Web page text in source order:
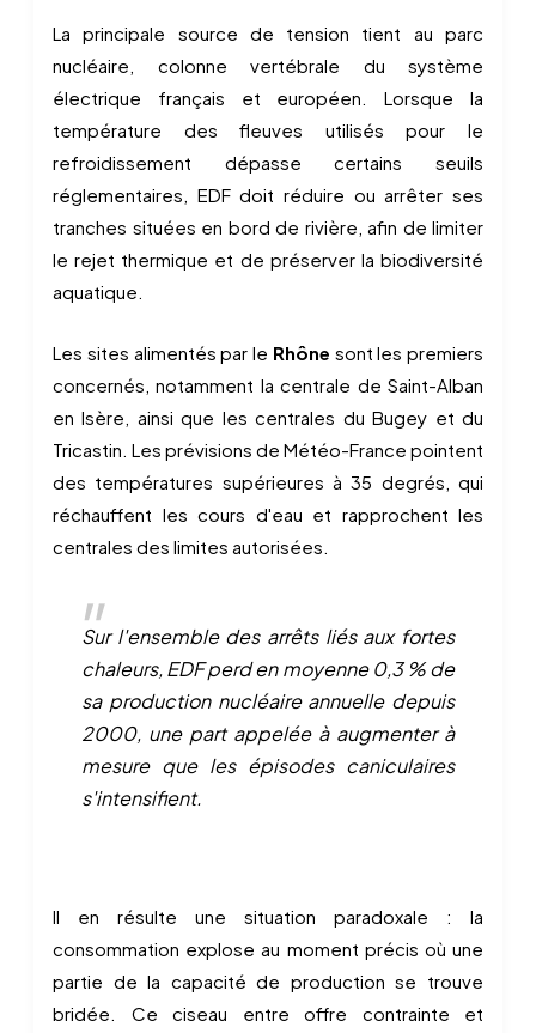
La principale source de tension tient au parc
nucléaire, colonne vertébrale du système
électrique français et européen. Lorsque la
température des fleuves utilisés pour le
refroidissement dépasse certains seuils
réglementaires, EDF doit réduire ou arrêter ses
tranches situées en bord de rivière, afin de limiter
le rejet thermique et de préserver la biodiversité
aquatique.
Les sites alimentés par le Rhône sont les premiers
concernés, notamment la centrale de Saint-Alban
en Isère, ainsi que les centrales du Bugey et du
Tricastin. Les prévisions de Météo-France pointent
des températures supérieures à 35 degrés, qui
réchauffent les cours d'eau et rapprochent les
centrales des limites autorisées.
Sur l'ensemble des arrêts liés aux fortes
chaleurs, EDF perd en moyenne 0,3 % de
sa production nucléaire annuelle depuis
2000, une part appelée à augmenter à
mesure que les épisodes caniculaires
s'intensifient.
Il en résulte une situation paradoxale : la
consommation explose au moment précis où une
partie de la capacité de production se trouve
bridée. Ce ciseau entre offre contrainte et